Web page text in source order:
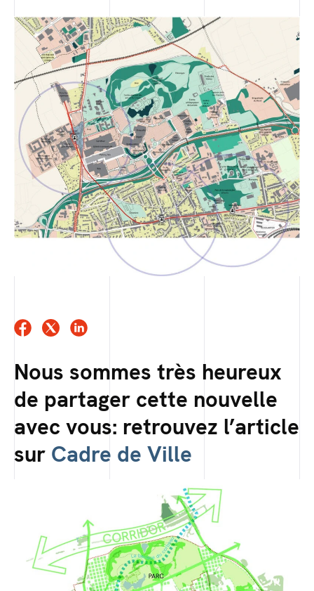
Nous sommes très heureux
de partager cette nouvelle
avec vous: retrouvez l’article
sur Cadre de Ville